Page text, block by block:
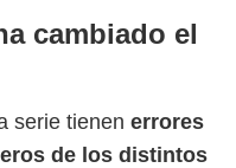
cambiado el
serie tienen errores
de los distintos